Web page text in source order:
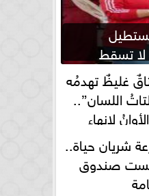
لا تسقط
غليظٌ تهدمُه
اللسان”..
لإنهاءِ
شريان حياة..
صندوق